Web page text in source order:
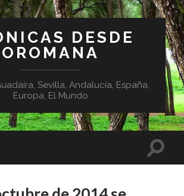
DESDE
OROMANA
Sevilla, Andalucía, España,
Europa, El Mundo